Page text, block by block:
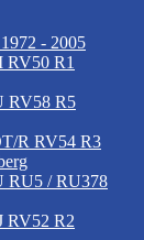
- 2005
RV50 R1
RV58 R5
R RV54 R3
RU5 / RU378
RV52 R2